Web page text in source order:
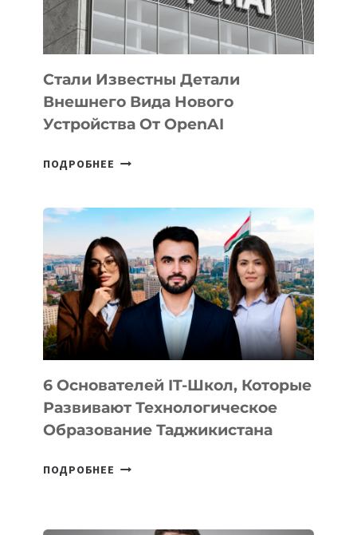
ИСКУССТВЕННОГО
ИНТЕЛЛЕКТА
Стали Известны Детали
Внешнего Вида Нового
Устройства От OpenAI
ПОДРОБНЕЕ СТАЛИ
ВНЕШНЕГО
ВИДА
НОВОГО
УСТРОЙСТВА
ОТ
OPENAI
6 Основателей IT-Школ, Которые
Развивают Технологическое
Образование Таджикистана
ПОДРОБНЕЕ